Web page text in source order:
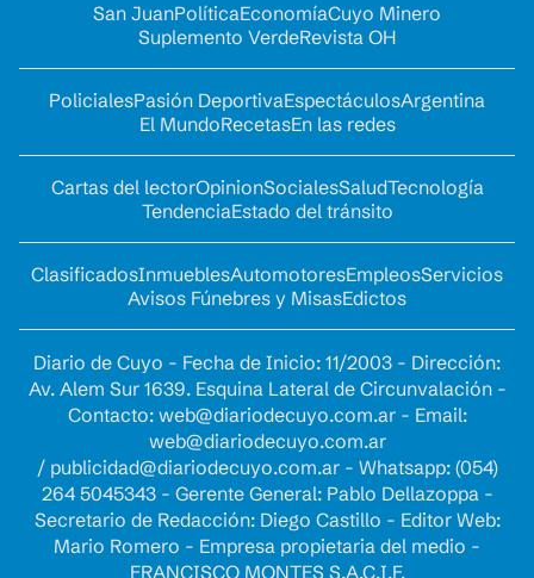
San JuanPolíticaEconomíaCuyo Minero
Suplemento VerdeRevista OH
PolicialesPasión DeportivaEspectáculosArgentina
El MundoRecetasEn las redes
Cartas del lectorOpinionSocialesSaludTecnología
TendenciaEstado del tránsito
ClasificadosInmueblesAutomotoresEmpleosServicios
Avisos Fúnebres y MisasEdictos
Diario de Cuyo - Fecha de Inicio: 11/2003 - Dirección:
Av. Alem Sur 1639. Esquina Lateral de Circunvalación -
Contacto: web@diariodecuyo.com.ar- Email:
web@diariodecuyo.com.ar
/ publicidad@diariodecuyo.com.ar- Whatsapp: (054)
264 5045343 - Gerente General: Pablo Dellazoppa -
Secretario de Redacción: Diego Castillo - Editor Web:
Mario Romero - Empresa propietaria del medio -
FRANCISCO MONTES S.A.C.I.F.